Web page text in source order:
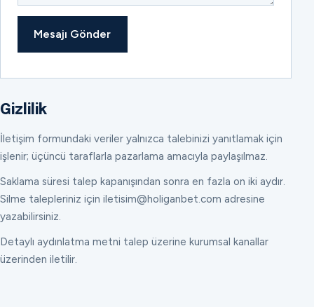
Mesajı Gönder
Gizlilik
İletişim formundaki veriler yalnızca talebinizi yanıtlamak için
işlenir; üçüncü taraflarla pazarlama amacıyla paylaşılmaz.
Saklama süresi talep kapanışından sonra en fazla on iki aydır.
Silme talepleriniz için iletisim@holiganbet.com adresine
yazabilirsiniz.
Detaylı aydınlatma metni talep üzerine kurumsal kanallar
üzerinden iletilir.